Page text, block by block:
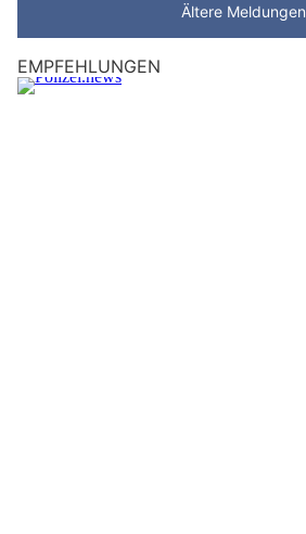
Ältere Meldungen
EMPFEHLUNGEN